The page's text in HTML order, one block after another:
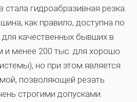
стала гидроабразивная резка.
как правило, доступна по
качественных бывших в
и менее 200 тыс. для хорошо
но при этом является
позволяющей резать
строгими допусками.